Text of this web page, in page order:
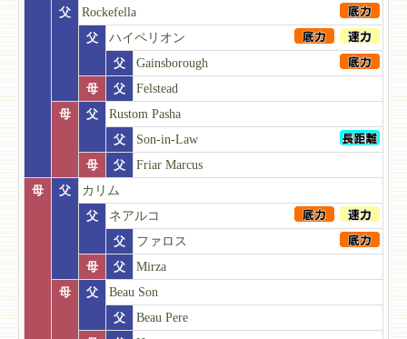
父
Rockefella
父
ハイペリオン
父
Gainsborough
母
父
Felstead
母
父
Rustom Pasha
父
Son-in-Law
母
父
Friar Marcus
母
父
カリム
父
ネアルコ
父
ファロス
母
父
Mirza
母
父
Beau Son
父
Beau Pere